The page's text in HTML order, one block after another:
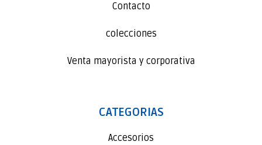
Contacto
colecciones
Venta mayorista y corporativa
CATEGORIAS
Accesorios